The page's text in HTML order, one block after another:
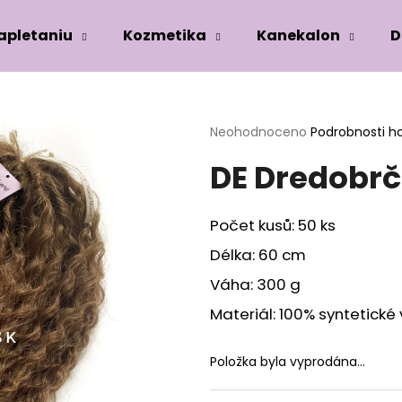
Kozmetika Kanekalon
Průměrné
produktu
je
z
5
hvězdiček.
Neohodnoceno Podrobnosti
DE
Počet kusů: 50 ks
Délka: 60 cm
Váha: 300 g
Materiál: 100% syntetické
Položka byla vyprodána…
HLEDAT
Doporučujeme